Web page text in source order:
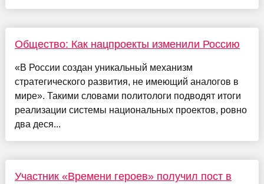
Общество: Как нацпроекты изменили Россию
«В России создан уникальный механизм
стратегического развития, не имеющий аналогов в
мире». Такими словами политологи подводят итоги
реализации системы национальных проектов, ровно
два деся...
Участник «Времени героев» получил пост в